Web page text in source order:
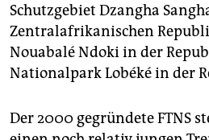
Schutzgebiet Dzangha
Zentralafrikanischen
Nouabalé Ndoki in der
Nationalpark Lobéké in der
Der 2000 gegründete FTNS